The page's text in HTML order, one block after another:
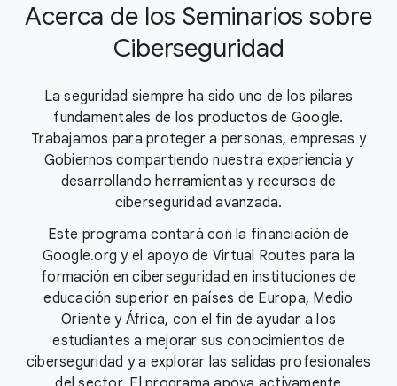
Acerca de los Seminarios sobre
Ciberseguridad
La seguridad siempre ha sido uno de los pilares
fundamentales de los productos de Google.
Trabajamos para proteger a personas, empresas y
Gobiernos compartiendo nuestra experiencia y
desarrollando herramientas y recursos de
ciberseguridad avanzada.
Este programa contará con la financiación de
Google.org y el apoyo de Virtual Routes para la
formación en ciberseguridad en instituciones de
educación superior en países de Europa, Medio
Oriente y África, con el fin de ayudar a los
estudiantes a mejorar sus conocimientos de
ciberseguridad y a explorar las salidas profesionales